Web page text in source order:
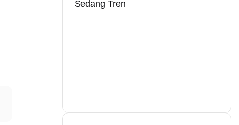
Sedang Tren